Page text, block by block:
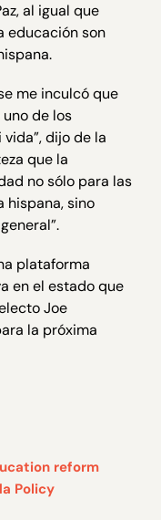
al igual que
educación son
me inculcó que
de los
dijo de la
que la
no sólo para las
hispana, sino
plataforma
en el estado que
Joe
la próxima
reform
Policy